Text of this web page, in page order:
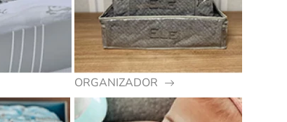
ORGANIZADOR